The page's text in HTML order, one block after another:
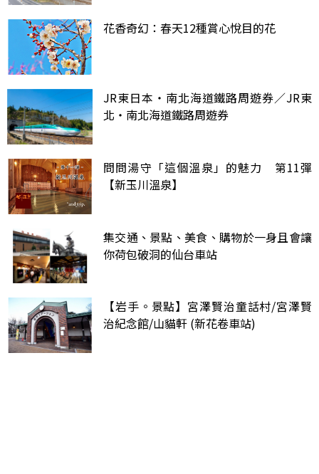
花香奇幻：春天12種賞心悅目的花
JR東日本‧南北海道鐵路周遊券／JR東
北‧南北海道鐵路周遊券
問問湯守「這個溫泉」的魅力 第11彈
【新玉川溫泉】
集交通、景點、美食、購物於一身且會讓
你荷包破洞的仙台車站
【岩手。景點】宮澤賢治童話村/宮澤賢
治紀念館/山貓軒 (新花卷車站)